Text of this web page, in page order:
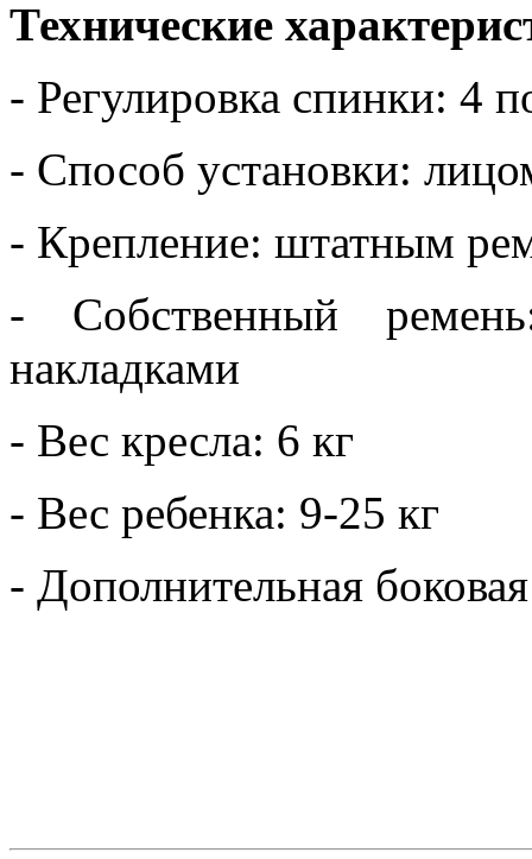
Технические
- Регулировка спинки: 4
- Способ установки:
- Крепление: штатным
- Собственный
накладками
- Вес кресла: 6 кг
- Вес ребенка: 9-25 кг
- Дополнительная